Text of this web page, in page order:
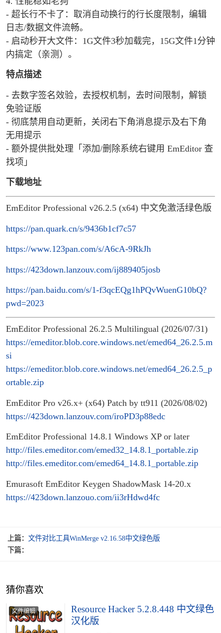
- 超长行不卡了：取消自动换行的行长度限制，编辑
日志/数据文件流畅。
- 启动秒开大文件：1G文件3秒加载完，15G文件1分钟
内搞定（亲测）。
特点描述
- 去数字签名效验，去授权机制，去时间限制，解锁
免验证版
- 彻底禁用自动更新，关闭右下角消息提示及右下角
无用提示
- 额外提供批处理「添加/删除系统右键用 EmEditor 查
找项」
下载地址
EmEditor Professional v26.2.5 (x64) 中文免激活绿色版
https://pan.quark.cn/s/9436b1cf7c57
https://www.123pan.com/s/A6cA-9RkJh
https://423down.lanzouv.com/ij889405josb
https://pan.baidu.com/s/1-f3qcEQg1hPQvWuenG10bQ?
pwd=2023
EmEditor Professional 26.2.5 Multilingual (2026/07/31)
https://emeditor.blob.core.windows.net/emed64_26.2.5.m
si
https://emeditor.blob.core.windows.net/emed64_26.2.5_p
ortable.zip
EmEditor Pro v26.x+ (x64) Patch by tt911 (2026/08/02)
https://423down.lanzouv.com/iroPD3p88edc
EmEditor Professional 14.8.1 Windows XP or later
http://files.emeditor.com/emed32_14.8.1_portable.zip
http://files.emeditor.com/emed64_14.8.1_portable.zip
Emurasoft EmEditor Keygen ShadowMask 14-20.x
https://423down.lanzouo.com/ii3rHdwd4fc
上篇： 文件对比工具WinMerge v2.16.58中文绿色版
下篇：
猜你喜欢
文件编辑
Resource Hacker 5.2.8.448 中文绿色
汉化版